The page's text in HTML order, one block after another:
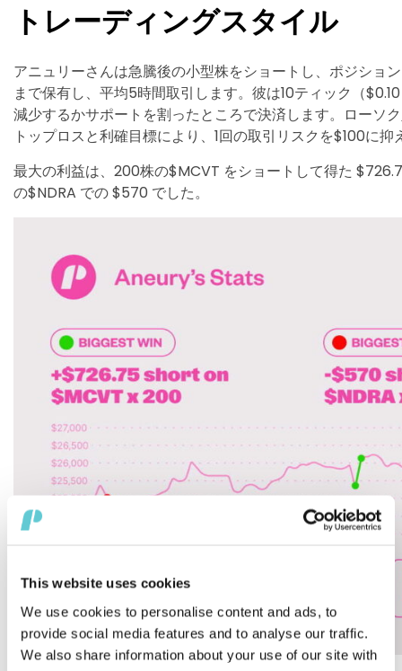
This website uses cookies
We use cookies to personalise content and ads, to
provide social media features and to analyse our traffic.
We also share information about your use of our site with
トレーディングスタイル
アニュリーさんは急騰後の小型株をショートし、ポジショ
まで保有し、平均5時間取引します。彼は10ティック（
減少するかサポートを割ったところで決済します。ローソ
トップロスと利確目標により、1回の取引リスクを$100に抑
最大の利益は、200株の$MCVT をショートして得た
の$NDRA での $570 でした。